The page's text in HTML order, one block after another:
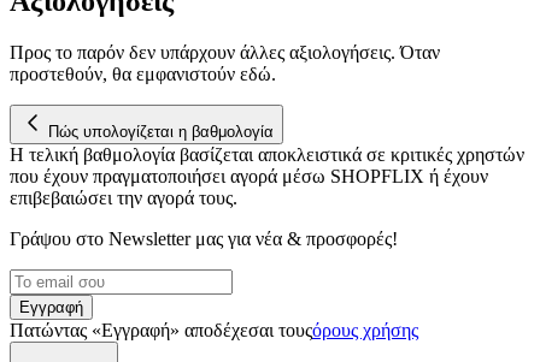
Προς το παρόν δεν υπάρχουν άλλες αξιολογήσεις. Όταν
προστεθούν, θα εμφανιστούν εδώ.
Πώς υπολογίζεται η βαθμολογία
Η τελική βαθμολογία βασίζεται αποκλειστικά σε κριτικές χρηστών
που έχουν πραγματοποιήσει αγορά μέσω SHOPFLIX ή έχουν
επιβεβαιώσει την αγορά τους.
Γράψου στο Νewsletter μας για νέα & προσφορές!
Εγγραφή
Πατώντας «Εγγραφή» αποδέχεσαι τουςόρους χρήσης